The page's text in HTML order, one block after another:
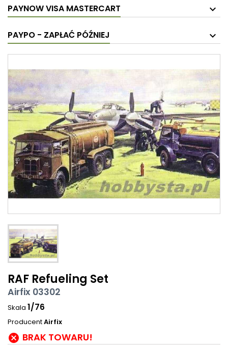
PAYNOW VISA MASTERCART
PAYPO - ZAPŁAĆ PÓŹNIEJ
RAF Refueling Set
Airfix 03302
Skala 1/76
ProducentAirfix
 BRAK TOWARU!